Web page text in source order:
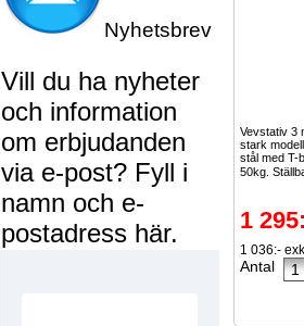
Nyhetsbrev
Vill du ha nyheter
och information
om erbjudanden
via e-post? Fyll i
namn och e-
postadress här.
Vevstativ 3
stark
stål med T-
50kg.
1
1 036:-
Antal